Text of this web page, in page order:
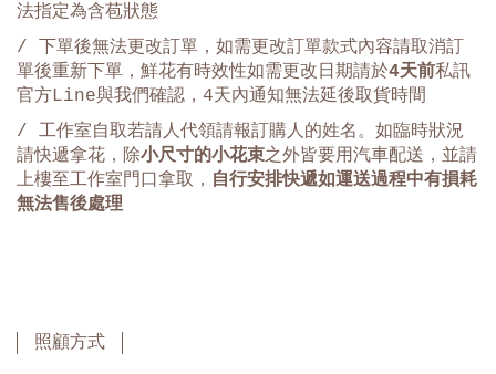
法指定為含苞狀態
/ 下單後無法更改訂單，如需更改訂單款式內容請取消訂
單後重新下單，鮮花有時效性如需更改日期請於4天前私訊
官方Line與我們確認，4天內通知無法延後取貨時間
/ 工作室自取若請人代領請報訂購人的姓名。如臨時狀況
請快遞拿花，除小尺寸的小花束之外皆要用汽車配送，並請
上樓至工作室門口拿取， 自行安排快遞如運送過程中有損耗
無法售後處理
照顧方式